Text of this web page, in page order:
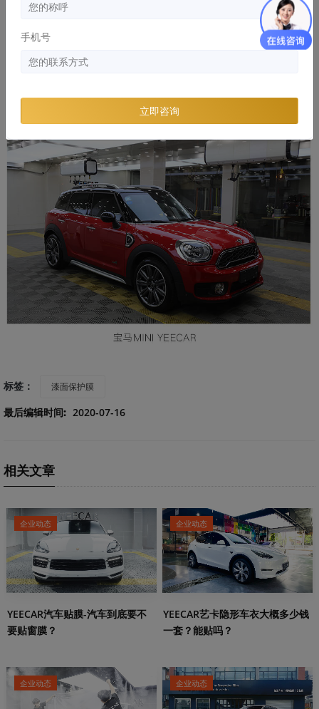
标签： 漆面保护膜
最后编辑时间: 2020-07-16
相关文章
企业动态
YEECAR汽车贴膜-汽车到底要不
要贴窗膜？
企业动态
YEECAR艺卡隐形车衣大概多少钱
一套？能贴吗？
企业动态 企业动态
手机号
立即咨询